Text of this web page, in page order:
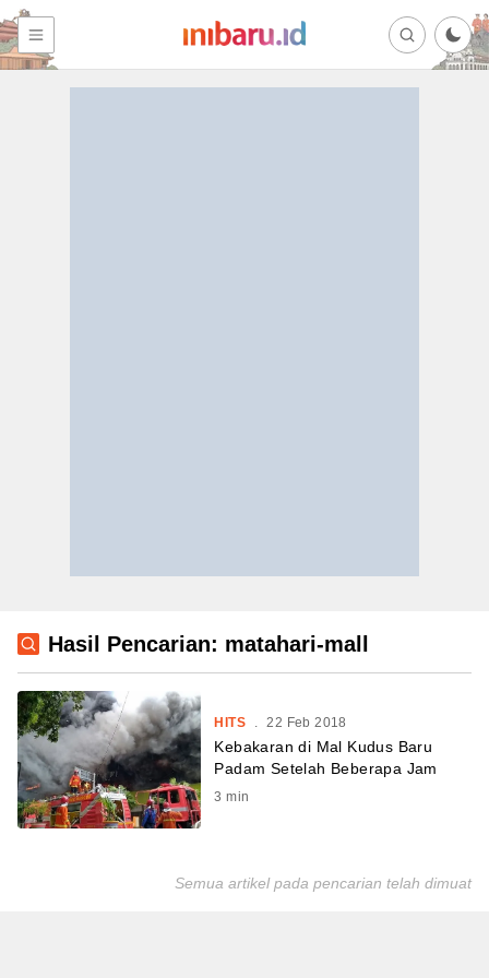
Hasil Pencarian: matahari-mall
HITS . 22 Feb 2018
Kebakaran di Mal Kudus Baru
Padam Setelah Beberapa Jam
3 min
Semua artikel pada pencarian telah dimuat